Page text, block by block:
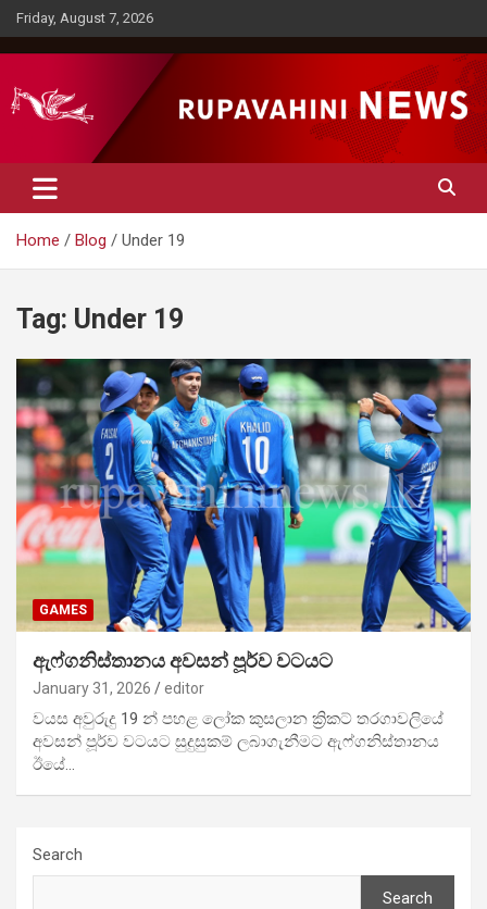
Skip
to
content
Friday, August 7, 2026
Rupavahini News
Home Blog Under 19
Tag: Under 19
GAMES
ඇෆ්ගනිස්තානය අවසන් පූර්ව වටයට
January 31, 2026 editor
වයස අවුරුදු 19 න් පහළ ලෝක කුසලාන ක්‍රිකට් තරගාවලියේ
අවසන් පූර්ව වටයට සුදුසුකම් ලබාගැනීමට ඇෆ්ගනිස්තානය
ඊයේ…
Search
Search